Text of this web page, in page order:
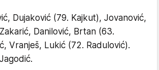
Dujaković (79. Kajkut), Jovanović,
Danilović, Brtan (63.
Vranješ, Lukić (72. Radulović).